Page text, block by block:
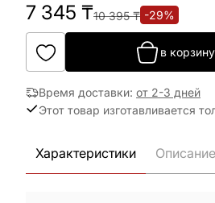
7 345 ₸10 395₸ -29%
в корзину
Время доставки: от 2-3 дней
Этот товар изготавливается
Характеристики Описание